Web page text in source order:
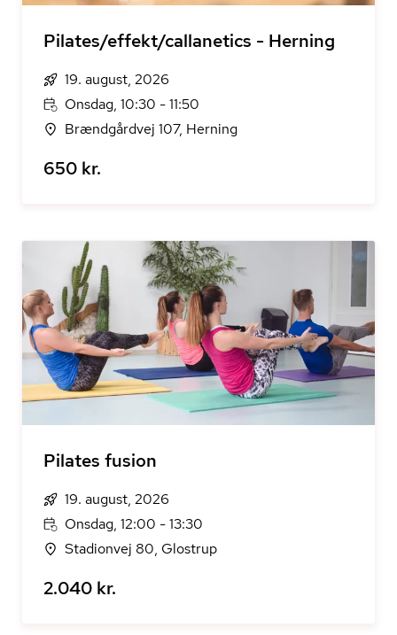
Pilates/effekt/callanetics - Herning
19. august, 2026
Onsdag, 10:30 - 11:50
Brændgårdvej 107, Herning
650 kr.
Pilates fusion
19. august, 2026
Onsdag, 12:00 - 13:30
Stadionvej 80, Glostrup
2.040 kr.